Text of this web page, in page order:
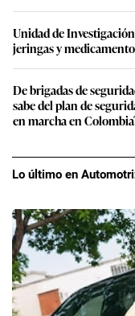
Unidad de
jeringas y
De brigadas de
sabe del plan de
en marcha en
Lo último en